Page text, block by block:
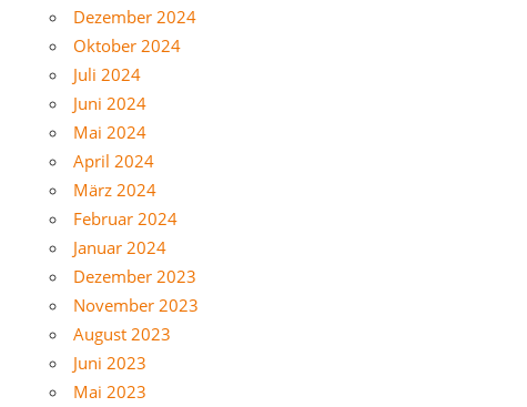
Dezember 2024
Oktober 2024
Juli 2024
Juni 2024
Mai 2024
April 2024
März 2024
Februar 2024
Januar 2024
Dezember 2023
November 2023
August 2023
Juni 2023
Mai 2023